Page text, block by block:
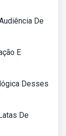
De
E
Desses
De